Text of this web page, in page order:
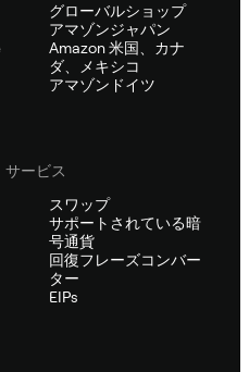
グローバルショップ
アマゾンジャパン
Amazon 米国、カナ
ダ、メキシコ
アマゾンドイツ
サービス
スワップ
サポートされている暗
号通貨
回復フレーズコンバー
ター
EIPs